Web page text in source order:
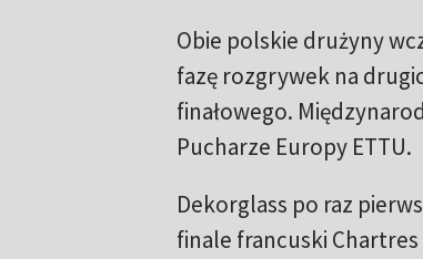
Obie polskie drużyny
fazę rozgrywek na
finałowego.
Pucharze Europy ETTU.
Dekorglass po raz
finale francuski Chartres